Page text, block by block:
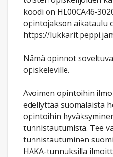
koodi on HL00CA46-
opintojakson aikataulu
https://
Nämä opinnot
opiskeleville.
Avoimen opintoihin
edellyttää suomalaista
opintoihin
tunnistautumista. Tee
tunnistautuminen
HAKA-tunnuksilla